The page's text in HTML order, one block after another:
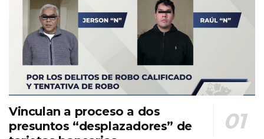
Vinculan a proceso a dos
presuntos “desplazadores” de